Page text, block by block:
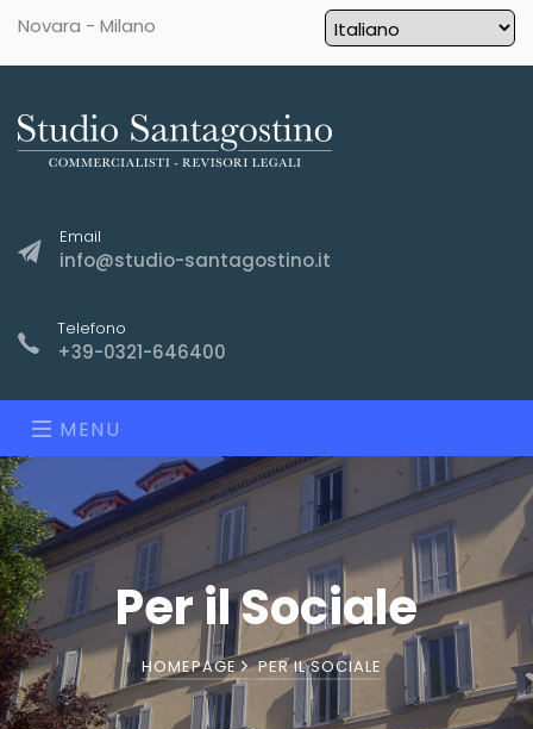
Email
info@studio-santagostino.it
Telefono
+39-0321-646400
Novara - Milano
MENU
Per il Sociale
HOMEPAGE PER IL SOCIALE